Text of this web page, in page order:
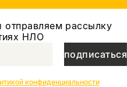
рассылку
НЛО
подписаться
конфиденциальности